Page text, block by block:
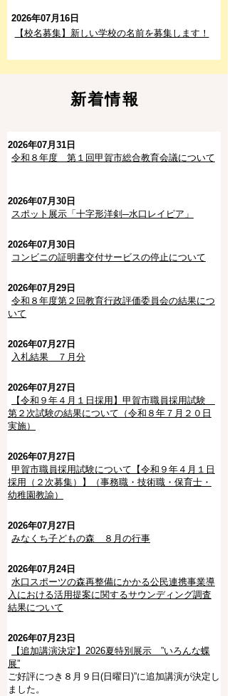
2026年07月16日
【校名募集】新しい学校の名前を募集します！
新着情報
2026年07月31日
令和８年度 第１回甲賀市総合教育会議について
2026年07月30日
スポット展示「十字形洋剣─水口レイピア」
2026年07月30日
コンビニの証明書交付サービスの停止について
2026年07月29日
令和８年度第２回教育行政評価委員会の結果につ
いて
2026年07月27日
入札結果 ７月分
2026年07月27日
【令和９年４月１日採用】甲賀市職員採用試験
第２次試験の結果について（令和８年７月２０日
実施）
2026年07月27日
甲賀市職員採用試験について【令和９年４月１日
採用（２次募集）】（事務職・技術職・保育士・
幼稚園教諭）
2026年07月27日
みなくち子どもの森 ８月の行事
2026年07月24日
水口スポーツの森再整備にかかる公民連携事業導
入における活用提案に関するサウンディング調査
結果について
2026年07月23日
【追加講演決定】2026夏特別展示 ”いろんな蝶
展”
ご好評につき８月９日(日曜日)”に追加講演が決定し
ました。